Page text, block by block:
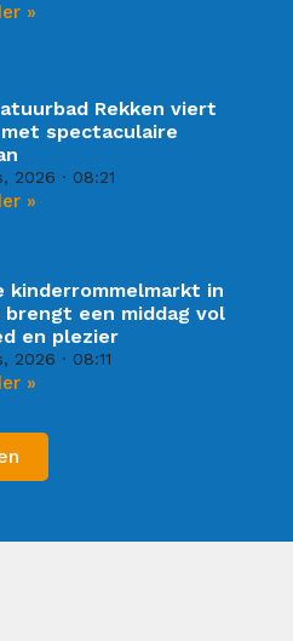
»
Rekken viert
spectaculaire
2026 08:21
»
kinderrommelmarkt in
brengt een middag vol
en plezier
2026 08:11
»